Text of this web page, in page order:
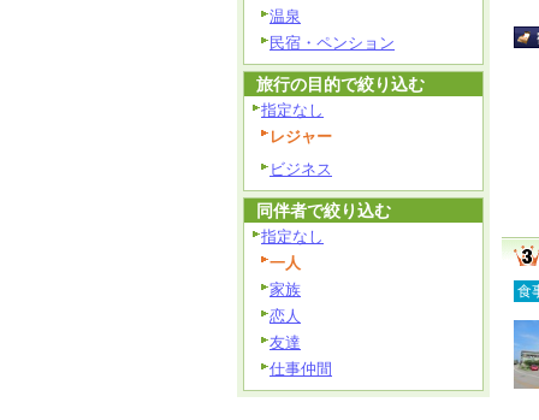
食
温泉
民宿・ペンション
旅行の目的で絞り込む
指定なし
レジャー
ビジネス
同伴者で絞り込む
指定なし
一人
家族
恋人
友達
仕事仲間